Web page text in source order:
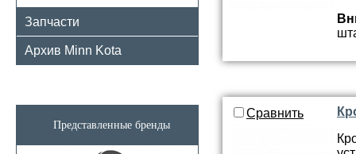
Запчасти
Архив Minn Kota
Представленные бренды
Сравнить